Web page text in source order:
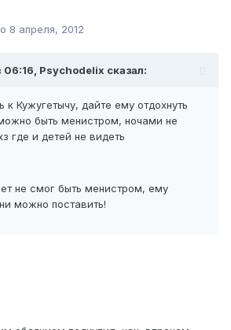
8 апреля, 2012
Psychodelix сказал:
к Кужугетычу, дайте ему отдохнуть
быть менистром, ночами не
где и детей не видеть
не смог быть менистром, ему
можно поставить!